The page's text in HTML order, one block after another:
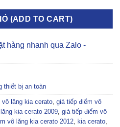
(ADD TO CART)
hàng nhanh qua Zalo -
thiết bị an toàn
vô lăng kia cerato, giá tiếp điểm vô
kia cerato 2009, giá tiếp điểm vô
vô lăng kia cerato 2012, kia cerato,